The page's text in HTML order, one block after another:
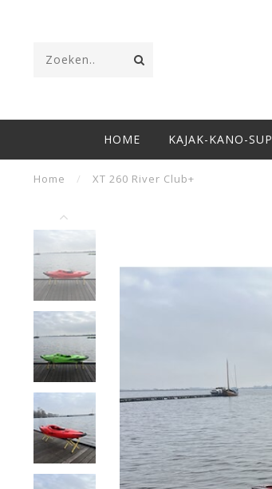
HOME KAJAK-KANO-SUP
Home / XT 260 River Club+